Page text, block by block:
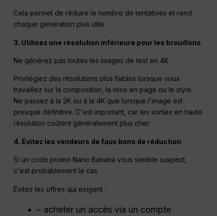
Cela permet de réduire le nombre de tentatives et rend
chaque génération plus utile.
3. Utilisez une résolution inférieure pour les brouillons
Ne générez pas toutes les images de test en 4K.
Privilégiez des résolutions plus faibles lorsque vous
travaillez sur la composition, la mise en page ou le style.
Ne passez à la 2K ou à la 4K que lorsque l'image est
presque définitive. C'est important, car les sorties en haute
résolution coûtent généralement plus cher.
4. Évitez les vendeurs de faux bons de réduction
Si un code promo Nano Banana vous semble suspect,
c'est probablement le cas.
Évitez les offres qui exigent :
– acheter un accès via un compte